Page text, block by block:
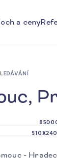
a ceny
-